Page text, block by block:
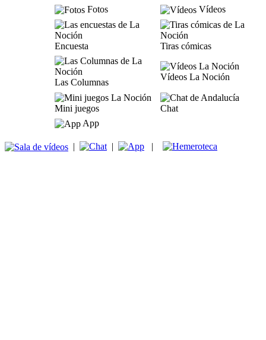
Fotos
Vídeos
Encuesta Tiras cómicas
Las Columnas
Vídeos La Noción
Mini juegos
Chat
App
| | |